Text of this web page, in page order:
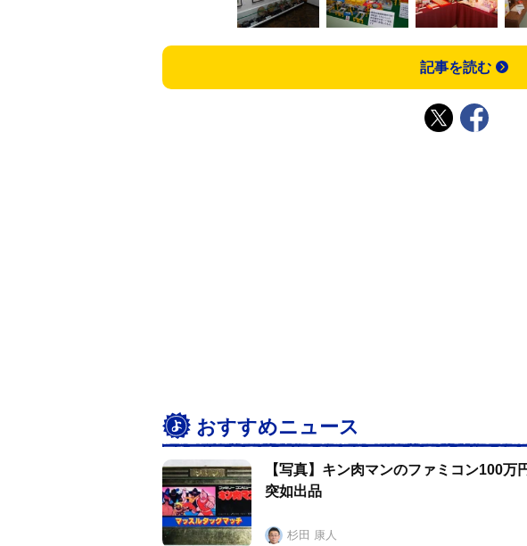
記事を読む
おすすめニュース
【写真】キン肉マンのファミコン100
突如出品
杉田 康人